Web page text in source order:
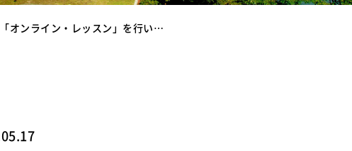
オンライン・レッスン」を行い…